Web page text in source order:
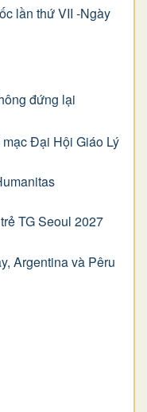
lần thứ VII -Ngày
đứng lại
Đại Hội Giáo Lý
TG Seoul 2027
Argentina và Pêru